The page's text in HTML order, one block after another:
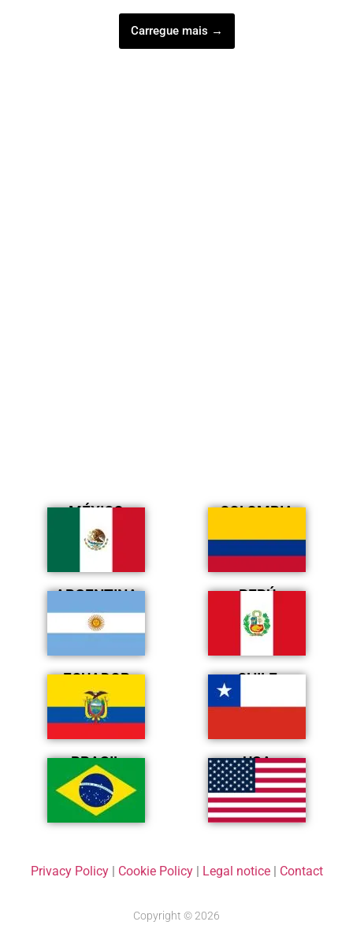
Carregue mais →
MÉXICO COLOMBIA
ARGENTINA PERÚ
ECUADOR CHILE
BRASIL USA
Privacy Policy| Cookie Policy| Legal notice| Contact
Copyright © 2026